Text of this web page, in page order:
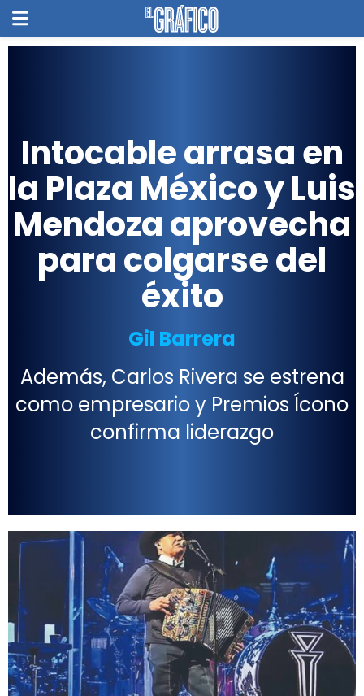
Intocable arrasa en
la Plaza México y Luis
Mendoza aprovecha
para colgarse del
éxito
Gil Barrera
Además, Carlos Rivera se estrena
como empresario y Premios Ícono
confirma liderazgo